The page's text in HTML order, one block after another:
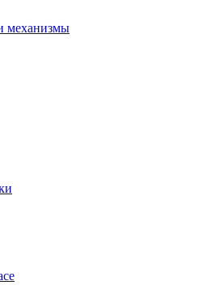
механизмы